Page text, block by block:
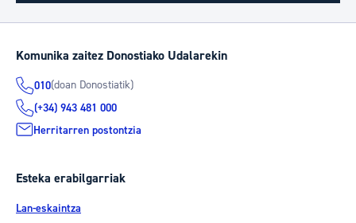
Komunika zaitez Donostiako Udalarekin
010(doan Donostiatik)
(+34) 943 481 000
Herritarren postontzia
Esteka erabilgarriak
Lan-eskaintza